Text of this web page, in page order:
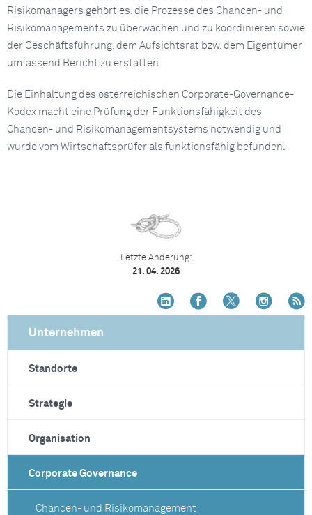
Risikomanagers gehört es, die Prozesse des Chancen- und
Risikomanagements zu überwachen und zu koordinieren sowie
der Geschäftsführung, dem Aufsichtsrat bzw. dem Eigentümer
umfassend Bericht zu erstatten.
Die Einhaltung des österreichischen Corporate-Governance-
Kodex macht eine Prüfung der Funktionsfähigkeit des
Chancen- und Risikomanagementsystems notwendig und
wurde vom Wirtschaftsprüfer als funktionsfähig befunden.
Letzte Änderung:
21. 04. 2026
Unternehmen
Standorte
Strategie
Organisation
Corporate Governance
Chancen- und Risikomanagement